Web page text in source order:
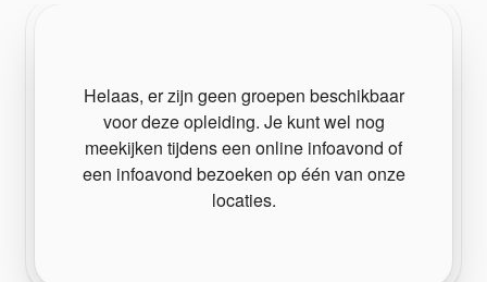
Helaas, er zijn geen groepen beschikbaar
voor deze opleiding. Je kunt wel nog
meekijken tijdens een online infoavond of
een infoavond bezoeken op één van onze
locaties.